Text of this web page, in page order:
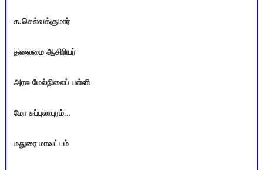
க.செல்வக்குமார்
தலைமை ஆசிரியர்
அரசு மேல்நிலைப் பள்ளி
மோ சுப்புலாபுரம்...
மதுரை மாவட்டம்